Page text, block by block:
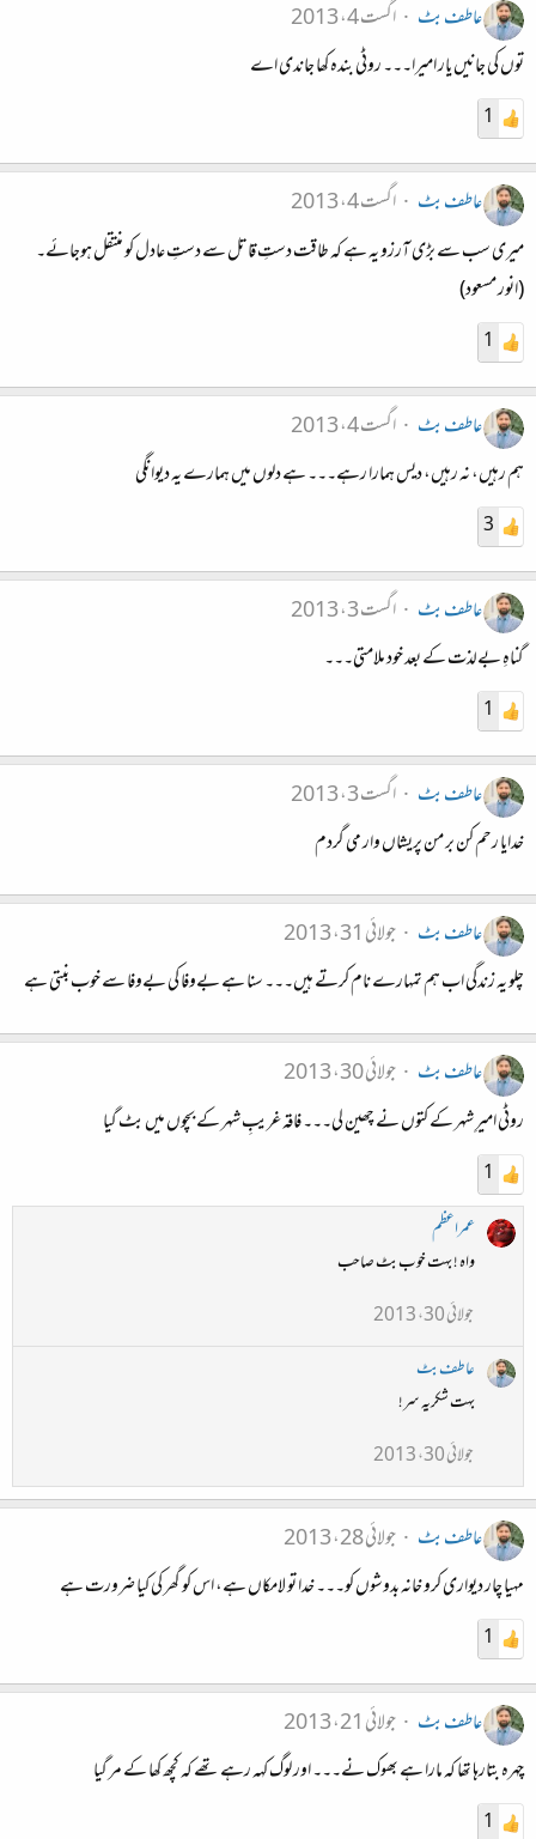
عاطف بٹ
اگست 4، 2013
توں کی جانیں یار امیرا۔۔۔ روٹی بندہ کھا جاندی اے
1
عاطف بٹ
اگست 4، 2013
میری سب سے بڑی آرزو یہ ہے کہ طاقت دستِ قاتل سے دستِ عادل کو منتقل ہوجائے۔
(انور مسعود)
1
عاطف بٹ
اگست 4، 2013
ہم رہیں، نہ رہیں، دیس ہمارا رہے۔۔۔ ہے دلوں میں ہمارے یہ دیوانگی
3
عاطف بٹ
اگست 3، 2013
گناہِ بےلذت کے بعد خود ملامتی۔۔۔
1
عاطف بٹ
اگست 3، 2013
خدایا رحم کن بر من پریشاں وار می گردم
عاطف بٹ
جولائی 31، 2013
چلو یہ زندگی اب ہم تمہارے نام کرتے ہیں۔۔۔ سنا ہے بےوفا کی بےوفا سے خوب بنتی ہے
عاطف بٹ
جولائی 30، 2013
روٹی امیرِ شہر کے کتوں نے چھین لی۔۔۔ فاقہ غریبِ شہر کے بچوں میں بٹ گیا
1
عمراعظم
واہ ! بہت خوب بٹ صاحب
جولائی 30، 2013
عاطف بٹ
بہت شکریہ سر!
جولائی 30، 2013
عاطف بٹ
جولائی 28، 2013
مہیا چار دیواری کرو خانہ بدوشوں کو۔۔۔ خدا تو لامکاں ہے، اس کو گھر کی کیا ضرورت ہے
1
عاطف بٹ
جولائی 21، 2013
چہرہ بتارہا تھا کہ مارا ہے بھوک نے۔۔۔ اور لوگ کہہ رہے تھے کہ کچھ کھا کے مر گیا
1